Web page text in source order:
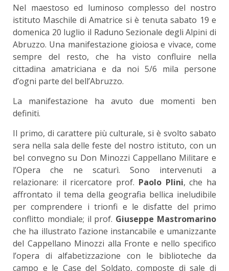
Nel maestoso ed luminoso complesso del nostro
istituto Maschile di Amatrice si è tenuta sabato 19 e
domenica 20 luglio il Raduno Sezionale degli Alpini di
Abruzzo. Una manifestazione gioiosa e vivace, come
sempre del resto, che ha visto confluire nella
cittadina amatriciana e da noi 5/6 mila persone
d’ogni parte del bell’Abruzzo.
La manifestazione ha avuto due momenti ben
definiti.
Il primo, di carattere più culturale, si è svolto sabato
sera nella sala delle feste del nostro istituto, con un
bel convegno su Don Minozzi Cappellano Militare e
l’Opera che ne scaturì. Sono intervenuti a
relazionare: il ricercatore prof. Paolo Plini, che ha
affrontato il tema della geografia bellica ineludibile
per comprendere i trionfi e le disfatte del primo
conflitto mondiale; il prof. Giuseppe Mastromarino
che ha illustrato l’azione instancabile e umanizzante
del Cappellano Minozzi alla Fronte e nello specifico
l’opera di alfabetizzazione con le biblioteche da
campo e le Case del Soldato, composte di sale di